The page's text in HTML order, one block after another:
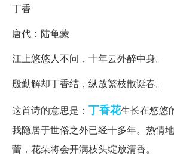
丁香
唐代：陆龟蒙
江上悠悠人不问，十年云外醉中身。
殷勤解却丁香结，纵放繁枝散诞春。
这首诗的意思是： 丁香花生长在悠悠
我隐居于世俗之外已经十多年。热情
蕾，花朵将会开满枝头绽放清香。